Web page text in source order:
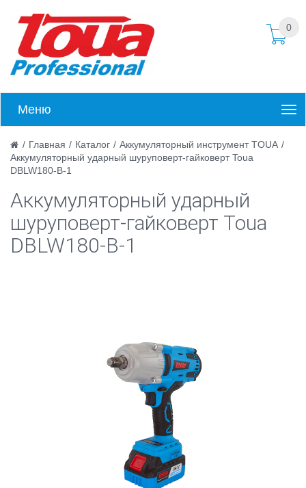
0
Меню
/ Главная / Каталог / Аккумуляторный инструмент TOUA /
Аккумуляторный ударный шуруповерт-гайковерт Toua
DBLW180-B-1
Аккумуляторный ударный
шуруповерт-гайковерт Toua
DBLW180-B-1